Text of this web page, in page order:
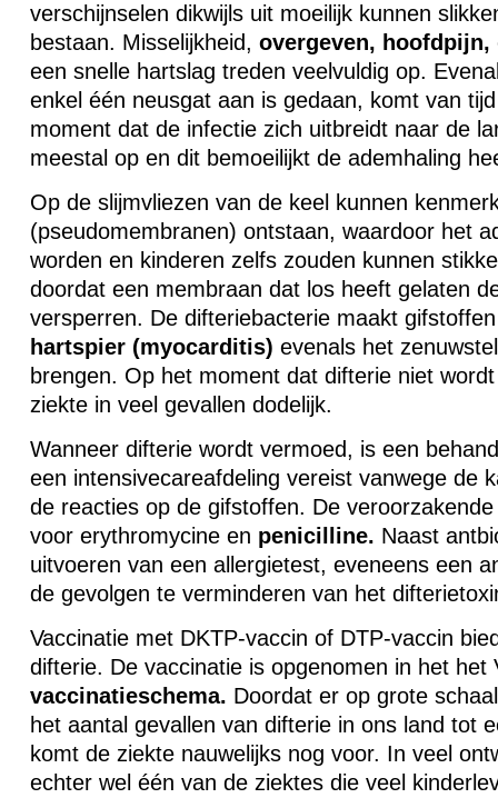
verschijnselen dikwijls uit moeilijk kunnen
bestaan. Misselijkheid, overgeven, hoofdpijn,
een snelle hartslag treden veelvuldig op.
enkel één neusgat aan is gedaan, komt van
moment dat de infectie zich uitbreidt naar de
meestal op en dit bemoeilijkt de ademhaling
Op de slijmvliezen van de keel kunnen
(pseudomembranen) ontstaan, waardoor het
worden en kinderen zelfs zouden kunnen
doordat een membraan dat los heeft gelaten
versperren. De difteriebacterie maakt
hartspier (myocarditis) evenals het
brengen. Op het moment dat difterie niet
ziekte in veel gevallen dodelijk.
Wanneer difterie wordt vermoed, is een
een intensivecareafdeling vereist vanwege de
de reacties op de gifstoffen. De
voor erythromycine en penicilline. Naast
uitvoeren van een allergietest, eveneens een
de gevolgen te verminderen van het
Vaccinatie met DKTP-vaccin of DTP-vaccin
difterie. De vaccinatie is opgenomen in het het
vaccinatieschema. Doordat er op grote
het aantal gevallen van difterie in ons land tot
komt de ziekte nauwelijks nog voor. In veel
echter wel één van de ziektes die veel